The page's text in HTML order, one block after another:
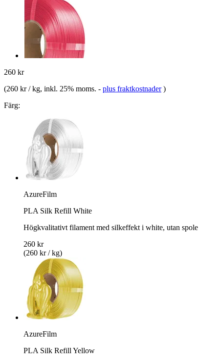
260 kr
(260 kr / kg, inkl. 25% moms. - plus fraktkostnader )
Färg:
AzureFilm
PLA Silk Refill White
Högkvalitativt filament med silkeffekt i white, utan spole
260 kr
(260 kr / kg)
AzureFilm
PLA Silk Refill Yellow